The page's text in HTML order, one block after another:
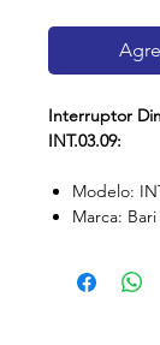
Interruptor
INT.03.09:
Modelo:
Marca: Bari